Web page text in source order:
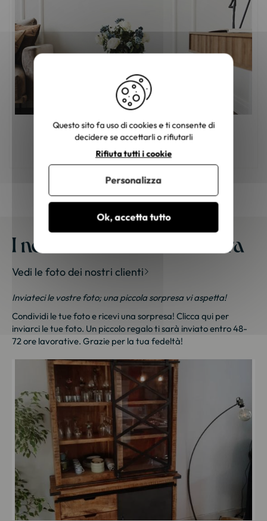
Mobili in legno: come scegliere il colore
I nostri mobili a casa vostra
Vedi le foto dei nostri clienti
Inviateci le vostre foto; una piccola sorpresa vi aspetta!
Condividi le tue foto e ricevi una sorpresa! Clicca qui per
inviarci le tue foto. Un piccolo regalo ti sarà inviato entro 48-
72 ore lavorative. Grazie per la tua fedeltà!
Questo sito fa uso di cookies e ti consente di
decidere se accettarli o rifiutarli
Ok, accetta tutto
Rifiuta tutti i cookie
Personalizza